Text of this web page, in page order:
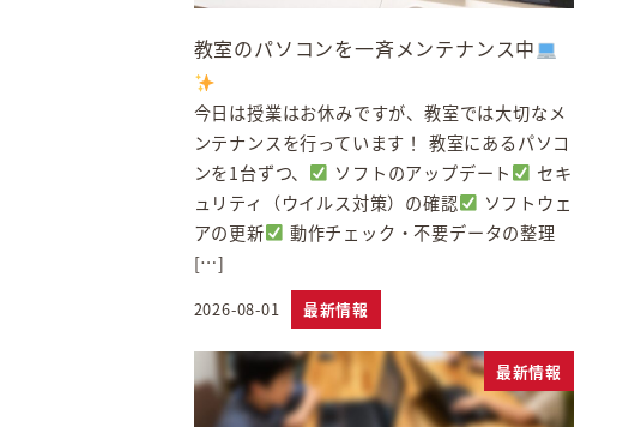
教室のパソコンを一斉メンテナンス中
今日は授業はお休みですが、教室では大切なメ
ンテナンスを行っています！ 教室にあるパソコ
ンを1台ずつ、
ソフトのアップデート
セキ
ュリティ（ウイルス対策）の確認
ソフトウェ
アの更新
動作チェック・不要データの整理
[…]
投稿日
2026-08-01 最新情報
最新情報